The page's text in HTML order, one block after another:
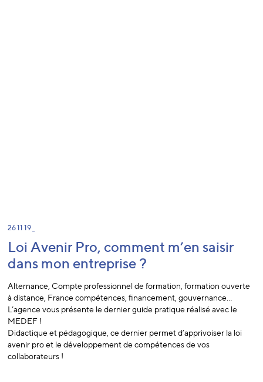
26 11 19 _
Loi Avenir Pro, comment m’en saisir
dans mon entreprise ?
Alternance, Compte professionnel de formation, formation ouverte
à distance, France compétences, financement, gouvernance…
L’agence vous présente le dernier guide pratique réalisé avec le
MEDEF !
Didactique et pédagogique, ce dernier permet d’apprivoiser la loi
avenir pro et le développement de compétences de vos
collaborateurs !